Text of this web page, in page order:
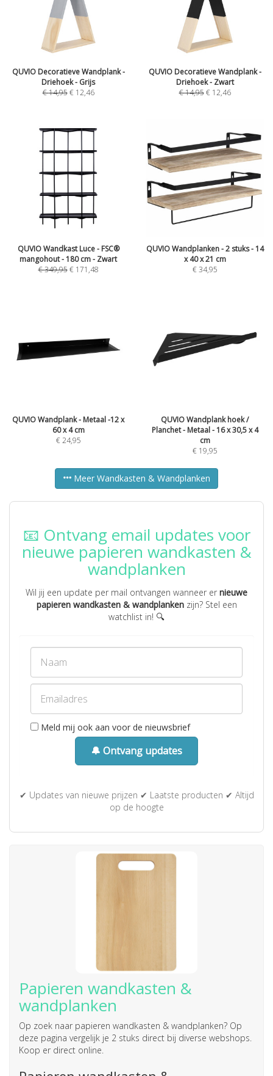
QUVIO Decoratieve Wandplank -
Driehoek - Grijs
€14,95 € 12,46
QUVIO Decoratieve Wandplank -
Driehoek - Zwart
€14,95 € 12,46
QUVIO Wandkast Luce - FSC®
mangohout - 180 cm - Zwart
€349,95 € 171,48
QUVIO Wandplanken - 2 stuks - 14
x 40 x 21 cm
€34,95
QUVIO Wandplank - Metaal -12 x
60 x 4 cm
€24,95
QUVIO Wandplank hoek /
Planchet - Metaal - 16 x 30,5 x 4
cm
€ 19,95
Meer Wandkasten & Wandplanken
📧 Ontvang email updates voor
nieuwe papieren wandkasten &
wandplanken
Wil jij een update per mail ontvangen wanneer er nieuwe
papieren wandkasten & wandplankenzijn? Stel een
watchlist in! 🔍
Meld mij ook aan voor de nieuwsbrief
🔔 Ontvang updates
✔ Updates van nieuwe prijzen ✔ Laatste producten ✔ Altijd
op de hoogte
Papieren wandkasten &
wandplanken
Op zoek naar papieren wandkasten & wandplanken? Op
deze pagina vergelijk je 2 stuks direct bij diverse webshops.
Koop er direct online.